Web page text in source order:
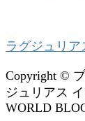
ラグジュリ
Copyright ©
ジュリアス
WORLD